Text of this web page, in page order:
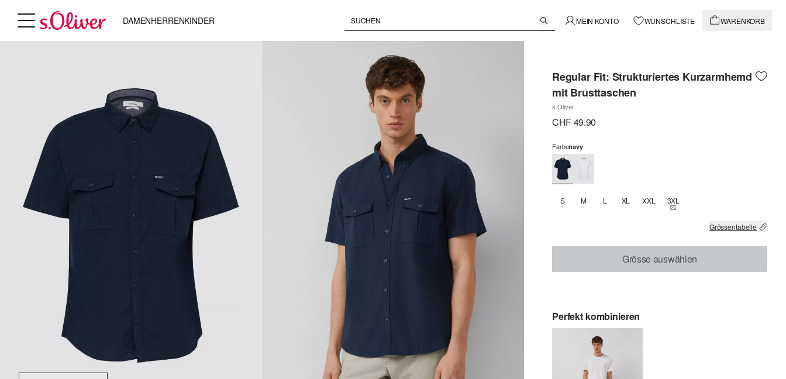
DAMENHERRENKINDER MEIN KONTO WUNSCHLISTE WARENKORB
Regular Fit: Strukturiertes Kurzarmhemd
mit Brusttaschen
s.Oliver
CHF 49.90
Farbenavy
S M L XL XXL 3XLTHIS SIZE IS CURRENTLY OUT OF
Grössentabelle
Grösse auswählen
Perfekt kombinieren